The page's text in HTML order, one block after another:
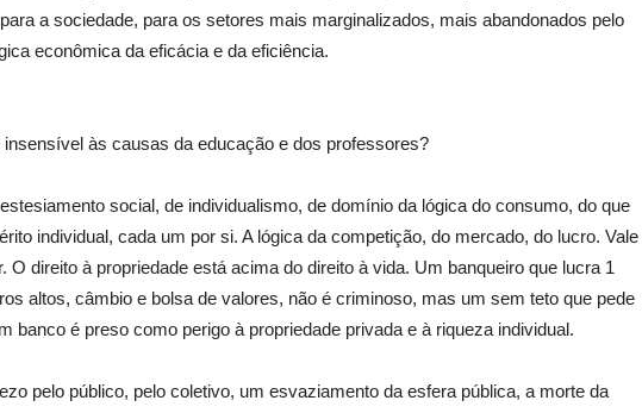
a sociedade, para os setores mais marginalizados, mais abandonados pelo
econômica da eficácia e da eficiência.
insensível às causas da educação e dos professores?
social, de individualismo, de domínio da lógica do consumo, do que
individual, cada um por si. A lógica da competição, do mercado, do lucro. Vale
O direito à propriedade está acima do direito à vida. Um banqueiro que lucra 1
altos, câmbio e bolsa de valores, não é criminoso, mas um sem teto que pede
banco é preso como perigo à propriedade privada e à riqueza individual.
pelo público, pelo coletivo, um esvaziamento da esfera pública, a morte da